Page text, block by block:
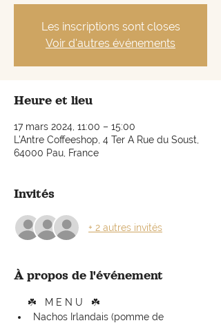
Les inscriptions sont closes
Voir d'autres événements
Heure et lieu
17 mars 2024, 11:00 – 15:00
L’Antre Coffeeshop, 4 Ter A Rue du Soust,
64000 Pau, France
Invités
+ 2 autres invités
À propos de l'événement
     ☘️   M E N U   ☘️
Nachos Irlandais (pomme de